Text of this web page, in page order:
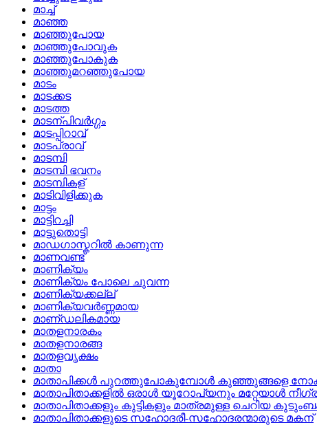
മാച്ച്
മാഞ്ഞ
മാഞ്ഞുപോയ
മാഞ്ഞുപോവുക
മാഞ്ഞുപോകുക
മാഞ്ഞുമറഞ്ഞുപോയ
മാടം
മാടക്കട
മാടത്ത
മാടന്പിവര്‍ഗ്ഗം
മാടപ്പിറാവ്
മാടപ്രാവ്
മാടമ്പി
മാടമ്പി ഭവനം
മാടമ്പികള്
മാടിവിളിക്കുക
മാട്ടം
മാട്ടിറച്ചി
മാട്ടുതൊട്ടി
മാഡഗാസ്കറില്‍ കാണുന്ന
മാണവണ്ട്
മാണിക്യം
മാണിക്യം പോലെ ചുവന്ന
മാണിക്യക്കല്ല്
മാണിക്യവര്‍ണ്ണമായ
മാണ്‌ഡലികമായ
മാതളനാരകം
മാതളനാരങ്ങ
മാതളവൃക്ഷം
മാതാ
മാതാപിക്കള്‍ പുറത്തുപോകുമ്പോള്‍ കുഞ്ഞുങ്ങളെ
മാതാപിതാക്കളില്‍ ഒരാള്‍ യൂറോപ്യനും മറ്റേയാള്‍
മാതാപിതാക്കളും കുട്ടികളും മാത്രമുള്ള ചെറിയ
മാതാപിതാക്കളുടെ സഹോദരീ-സഹോദരന്മാരുടെ മകന്